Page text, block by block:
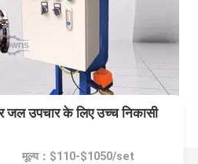
जल उपचार के लिए उच्च निकासी
मूल्य：$110-$1050/set